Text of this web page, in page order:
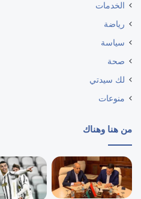
الخدمات
رياضة
سياسة
صحة
لك سيدتي
منوعات
من هنا وهناك